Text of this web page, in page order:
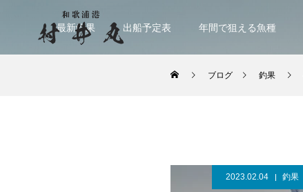
最新釣果 出船予定表 年間で狙える魚種
ブログ 釣果
2023.02.04 釣果